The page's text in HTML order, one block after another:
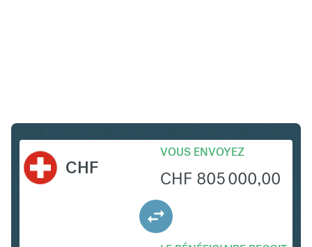
CHF
VOUS ENVOYEZ
CHF 805 000,00